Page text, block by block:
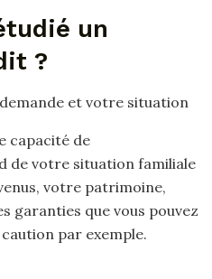
un
?
et votre situation
capacité de
de votre situation familiale
votre patrimoine,
garanties que vous pouvez
par exemple.